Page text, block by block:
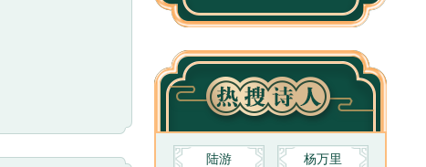
成殿十二哲者。朱熹是理学集大成
朱子。他的理学思想影响很大，成
为元、明、清三朝的官方哲学。朱
熹著述甚多，有《四书章句集注》
《太极图说解》《通书解说》《周
易读本》《楚辞集注》，后人辑有
陆游 杨万里